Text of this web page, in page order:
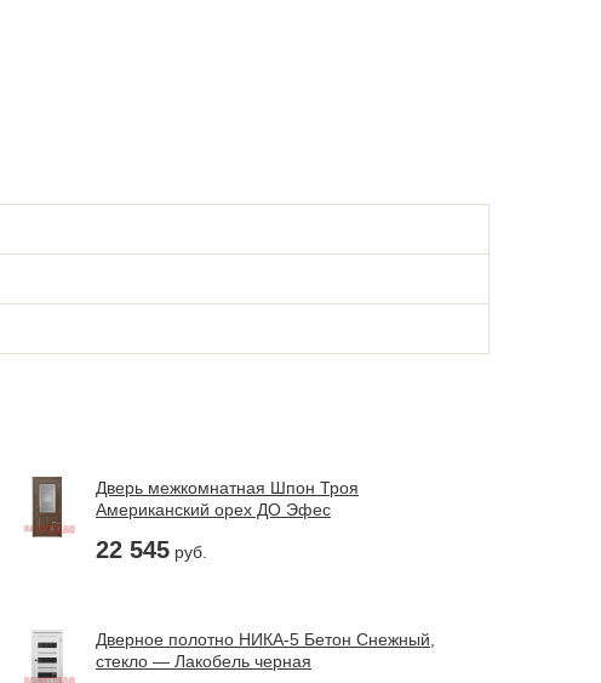
Дверь межкомнатная Шпон Троя
Американский орех ДО Эфес
22 545 руб.
Дверное полотно НИКА-5 Бетон Снежный,
стекло — Лакобель черная